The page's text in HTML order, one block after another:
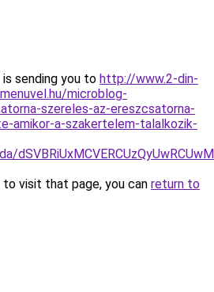
sending you to http://www.2-din-
microblog-
szereles-az-ereszcsatorna-
amikor-a-szakertelem-talalkozik-
visit that page, you can return to